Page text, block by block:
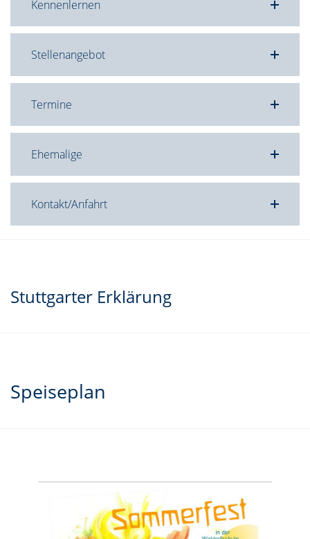
Kennenlernen
Stellenangebot
Termine
Ehemalige
Kontakt/Anfahrt
Stuttgarter Erklärung
Speiseplan